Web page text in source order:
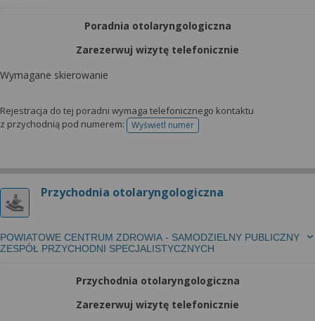
Poradnia otolaryngologiczna
Zarezerwuj wizytę telefonicznie
Wymagane skierowanie
Rejestracja do tej poradni wymaga telefonicznego kontaktu
z przychodnią pod numerem:
Wyświetl numertelefonu do rejestracji
Przychodnia otolaryngologiczna
POWIATOWE CENTRUM ZDROWIA - SAMODZIELNY PUBLICZNY
ZESPÓŁ PRZYCHODNI SPECJALISTYCZNYCH
Przychodnia otolaryngologiczna
Zarezerwuj wizytę telefonicznie